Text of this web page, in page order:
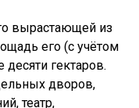
вырастающей из
его (с учётом
гектаров.
дворов,
театр,